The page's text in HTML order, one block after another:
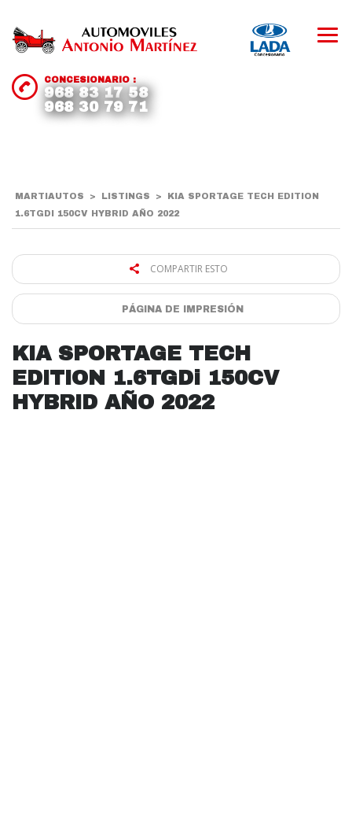
CONCESIONARIO :
968 83 17 58
968 30 79 71
MARTIAUTOS > LISTINGS >
KIA SPORTAGE TECH EDITION
1.6TGDI 150CV HYBRID AÑO 2022
COMPARTIR ESTO
PÁGINA DE IMPRESIÓN
KIA SPORTAGE TECH
EDITION 1.6TGDi 150CV
HYBRID AÑO 2022